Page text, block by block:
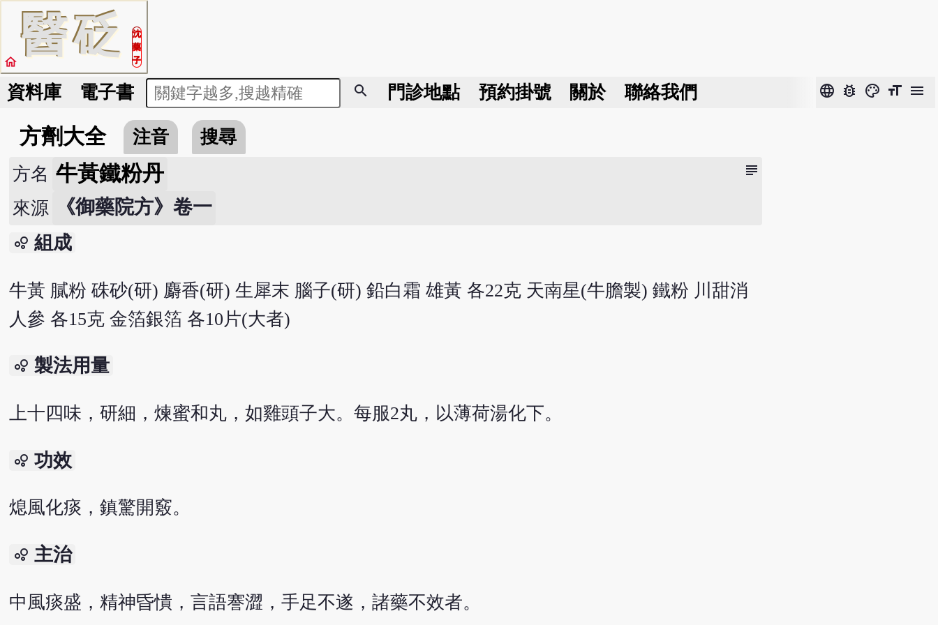
醫砭
沈
藥
子
home
資料庫 電子書 search 門診地點 預約掛號 關於 聯絡我們 language bug_report color_lens format_size menu
方劑大全 注音 搜尋
subject
方名 牛黃鐵粉丹
來源 《御藥院方》卷一
bubble_chart 組成
牛黃 膩粉 硃砂(研) 麝香(研) 生犀末 腦子(研) 鉛白霜 雄黃 各22克 天南星(牛膽製) 鐵粉 川甜消
人參 各15克 金箔銀箔 各10片(大者)
bubble_chart 製法用量
上十四味，研細，煉蜜和丸，如雞頭子大。每服2丸，以薄荷湯化下。
bubble_chart 功效
熄風化痰，鎮驚開竅。
bubble_chart 主治
中風痰盛，精神昏憒，言語謇澀，手足不遂，諸藥不效者。